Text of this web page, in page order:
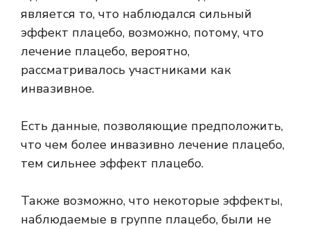
является то, что наблюдался сильный
эффект плацебо, возможно, потому, что
лечение плацебо, вероятно,
рассматривалось участниками как
инвазивное.
Есть данные, позволяющие предположить,
что чем более инвазивно лечение плацебо,
тем сильнее эффект плацебо.
Также возможно, что некоторые эффекты,
наблюдаемые в группе плацебо, были не